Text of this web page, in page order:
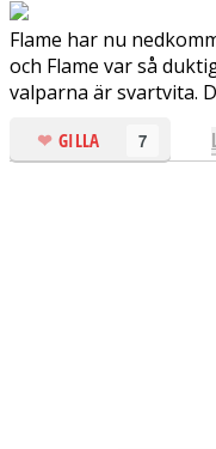
Flame har nu
och Flame var så
valparna är svartvita.
7
GILLA